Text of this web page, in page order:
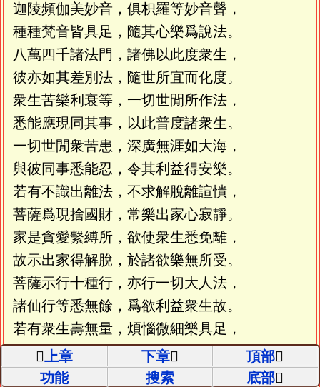
迦陵頻伽美妙音，俱枳羅等妙音聲，
種種梵音皆具足，隨其心樂爲說法。
八萬四千諸法門，諸佛以此度衆生，
彼亦如其差別法，隨世所宜而化度。
衆生苦樂利衰等，一切世閒所作法，
悉能應現同其事，以此普度諸衆生。
一切世閒衆苦患，深廣無涯如大海，
與彼同事悉能忍，令其利益得安樂。
若有不識出離法，不求解脫離諠憒，
菩薩爲現捨國財，常樂出家心寂靜。
家是貪愛繫縛所，欲使衆生悉免離，
故示出家得解脫，於諸欲樂無所受。
菩薩示行十種行，亦行一切大人法，
諸仙行等悉無餘，爲欲利益衆生故。
若有衆生壽無量，煩惱微細樂具足，
菩薩於中得自在，示受老病死衆患。
或有貪欲瞋恚癡，煩惱猛火常熾然，
上章 下章
頂部
功能
搜索 底部